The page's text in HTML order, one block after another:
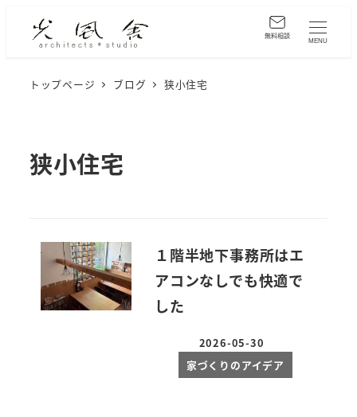
MENU
トップページ ブログ 狭小住宅
狭小住宅
１階半地下事務所はエ
アコンなしでも快適で
した
投稿日
2026-05-30
家づくりのアイデア
無料相談